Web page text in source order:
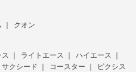
クオン
ス ライトエース
ハイエース
サクシード コースター ピクシス